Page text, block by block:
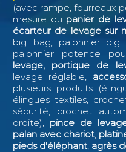
(avec rampe, fourreaux
mesure ou panier de
écarteur de levage sur
big bag, palonnier big
palonnier potence
levage, portique de
levage réglable,
plusieurs produits
élingues textiles,
sécurité, crochet
droite), pince de
palan avec chariot,
pieds d'éléphant, agrès